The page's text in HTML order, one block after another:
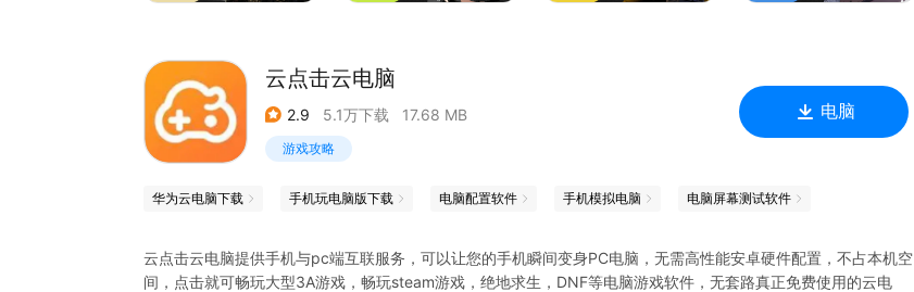
云点击云电脑
2.9 5.1万下载 17.68 MB
游戏攻略
电脑
华为云电脑下载 手机玩电脑版下载 电脑配置软件 手机模拟电脑 电脑屏幕测试软件
云点击云电脑提供手机与pc端互联服务，可以让您的手机瞬间变身PC电脑，无需高性能安卓硬件配置，不占本机空
间，点击就可畅玩大型3A游戏，畅玩steam游戏，绝地求生，DNF等电脑游戏软件，无套路真正免费使用的云电